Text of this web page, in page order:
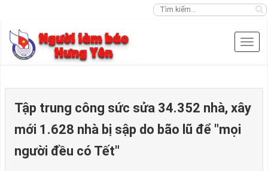
Tập trung công sức sửa 34.352 nhà, xây
mới 1.628 nhà bị sập do bão lũ để "mọi
người đều có Tết"